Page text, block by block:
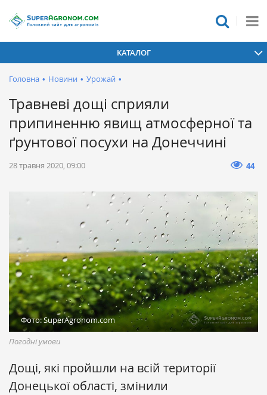
КАТАЛОГ
Головна • Новини • Урожай •
Травневі дощі сприяли
припиненню явищ атмосферної та
ґрунтової посухи на Донеччині
28 травня 2020, 09:00 44
Фото: SuperAgronom.com
Погодні умови
Дощі, які пройшли на всій території
Донецької області, змінили